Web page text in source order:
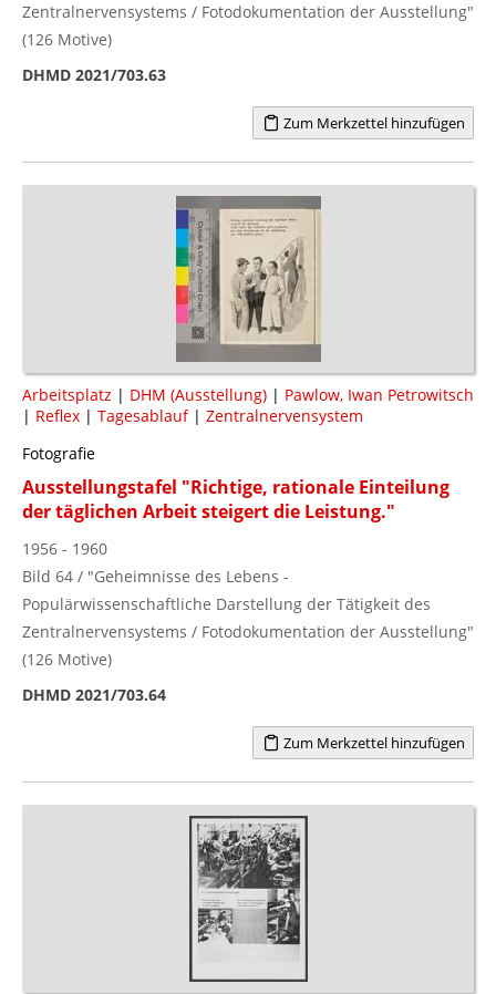
Zentralnervensystems / Fotodokumentation der Ausstellung"
(126 Motive)
DHMD 2021/703.63
Zum Merkzettel hinzufügen
Arbeitsplatz | DHM (Ausstellung) | Pawlow, Iwan Petrowitsch
| Reflex | Tagesablauf| Zentralnervensystem
Fotografie
Ausstellungstafel "Richtige, rationale Einteilung
der täglichen Arbeit steigert die Leistung."
1956 - 1960
Bild 64 / "Geheimnisse des Lebens -
Populärwissenschaftliche Darstellung der Tätigkeit des
Zentralnervensystems / Fotodokumentation der Ausstellung"
(126 Motive)
DHMD 2021/703.64
Zum Merkzettel hinzufügen